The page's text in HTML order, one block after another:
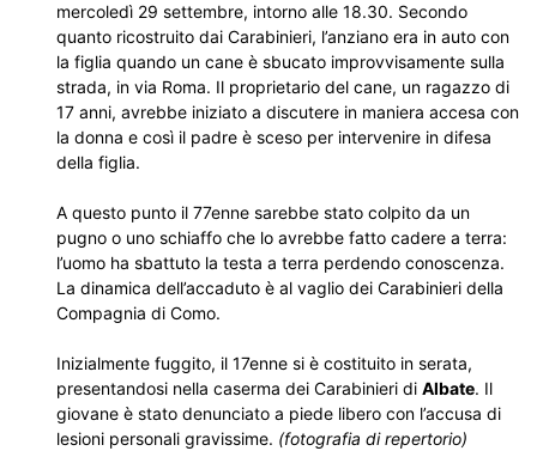
mercoledì 29 settembre, intorno alle 18.30. Secondo
quanto ricostruito dai Carabinieri, l’anziano era in auto con
la figlia quando un cane è sbucato improvvisamente sulla
strada, in via Roma. Il proprietario del cane, un ragazzo di
17 anni, avrebbe iniziato a discutere in maniera accesa con
la donna e così il padre è sceso per intervenire in difesa
della figlia.
A questo punto il 77enne sarebbe stato colpito da un
pugno o uno schiaffo che lo avrebbe fatto cadere a terra:
l’uomo ha sbattuto la testa a terra perdendo conoscenza.
La dinamica dell’accaduto è al vaglio dei Carabinieri della
Compagnia di Como.
Inizialmente fuggito, il 17enne si è costituito in serata,
presentandosi nella caserma dei Carabinieri di Albate. Il
giovane è stato denunciato a piede libero con l’accusa di
lesioni personali gravissime. (fotografia di repertorio)